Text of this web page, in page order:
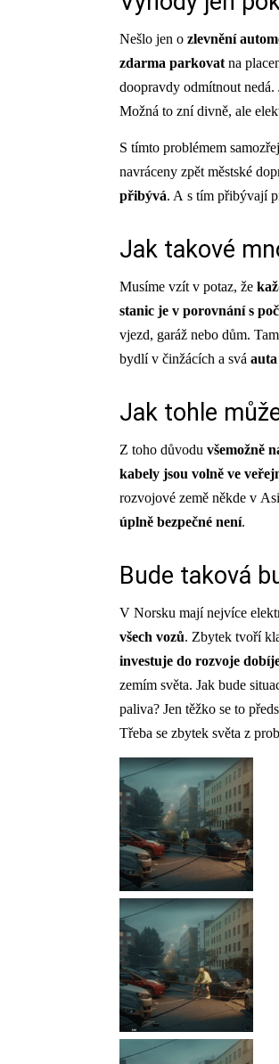
Nešlo jen o zlevnění
zdarma parkovat na
doopravdy odmítnout
Možná to zní divně, ale
S tímto problémem
navráceny zpět městské
přibývá. A s tím přibývají
Jak takové
Musíme vzít v potaz, že
stanic je v porovnání s
vjezd, garáž nebo dům.
bydlí v činžácích a svá
Jak tohle
Z toho důvodu všemožně
kabely jsou volně ve
rozvojové země někde v
úplně bezpečné není.
Bude taková
V Norsku mají nejvíce
všech vozů. Zbytek tvoří
investuje do rozvoje
zemím světa. Jak bude
paliva? Jen těžko se to
Třeba se zbytek světa z